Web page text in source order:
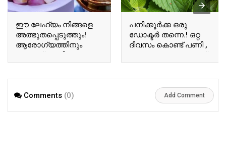
ഈ ലേഹ്യം നിങ്ങളെ
അത്ഭുതപ്പെടുത്തും!
ആരോഗ്യത്തിനും
ഇതൊരു സ്പൂൺ
പനിക്കൂർക്ക ഒരു
ഡോക്ടർ തന്നെ.! ഒറ്റ
ദിവസം കൊണ്ട് പണി ,
മാറാൻ പനിക്കൂർക്ക
നോക്കു!! | Healthy
Panikoorkka Tea For
Fever And Cough
Comments (0) Add Comment